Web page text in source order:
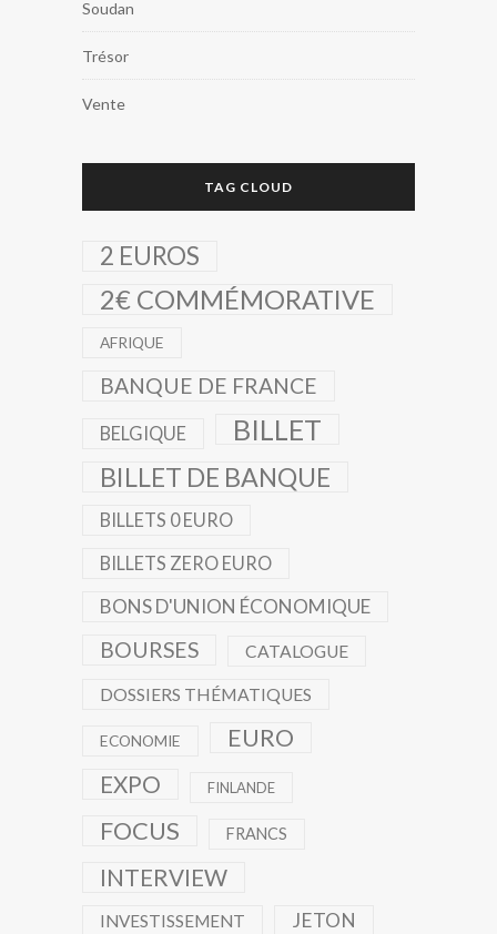
Soudan
Trésor
Vente
TAG CLOUD
2 EUROS
2€ COMMÉMORATIVE
AFRIQUE
BANQUE DE FRANCE
BELGIQUE BILLET
BILLET DE BANQUE
BILLETS 0 EURO
BILLETS ZERO EURO
BONS D'UNION ÉCONOMIQUE
BOURSES CATALOGUE
DOSSIERS THÉMATIQUES
ECONOMIE EURO
EXPO FINLANDE
FOCUS FRANCS
INTERVIEW
INVESTISSEMENT JETON